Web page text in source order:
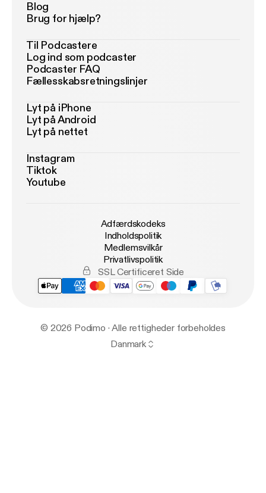
Blog
Brug for hjælp?
Til Podcastere
Log ind som podcaster
Podcaster FAQ
Fællesskabsretningslinjer
Lyt på iPhone
Lyt på Android
Lyt på nettet
Instagram
Tiktok
Youtube
Adfærdskodeks
Indholdspolitik
Medlemsvilkår
Privatlivspolitik
SSL Certificeret Side
© 2026 Podimo · Alle rettigheder forbeholdes
Danmark